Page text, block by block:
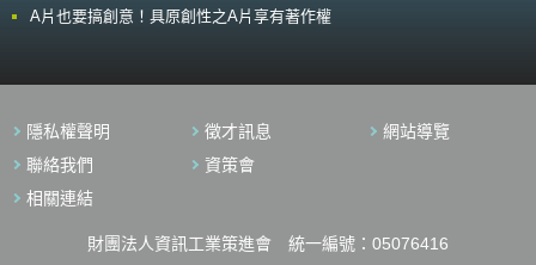
A片也要搞創意！具原創性之A片享有著作權
隱私權聲明 徵才訊息
網站導覽
聯絡我們
資策會
相關連結
財團法人資訊工業策進會 統一編號：05076416